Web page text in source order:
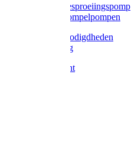
Gardena besproeiingspomp
Gardena dompelpompen
Tyleen benodigdheden
Tyleenslang
Lange bocht